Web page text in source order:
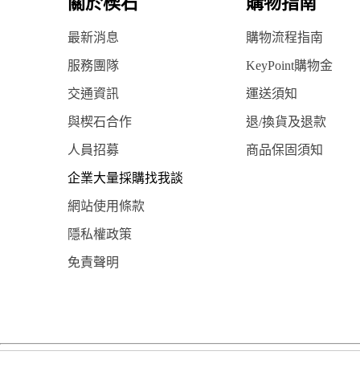
最新消息 購物流程指南
服務團隊 KeyPoint購物金
交通資訊 運送須知
與楔石合作 退/換貨及退款
人員招募 商品保固須知
企業大量採購找我談
網站使用條款
隱私權政策
免責聲明